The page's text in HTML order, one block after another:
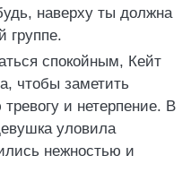
наверху ты должна
группе.
спокойным, Кейт
чтобы заметить
и нетерпение. В
уловила
нежностью и